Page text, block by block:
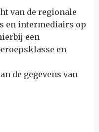
van de regionale
en intermediairs op
een
en
de gegevens van